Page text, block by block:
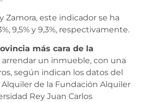
Zamora, este indicador se ha
9,5% y 9,3%, respectivamente.
más cara de la
arrendar un inmueble, con una
según indican los datos del
de la Fundación Alquiler
Rey Juan Carlos